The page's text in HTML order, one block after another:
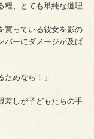
程、とても単純な道理
買っている彼女を影の
バーにダメージが及ば
めなら！」
差しが子どもたちの手